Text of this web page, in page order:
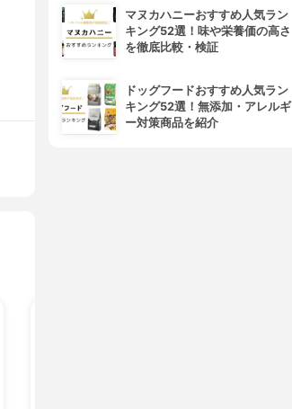
マヌカハニーおすすめ人気ラン
キング52選！味や栄養価の高さ
を徹底比較・検証
ドッグフードおすすめ人気ラン
キング52選！無添加・アレルギ
ー対策商品を紹介